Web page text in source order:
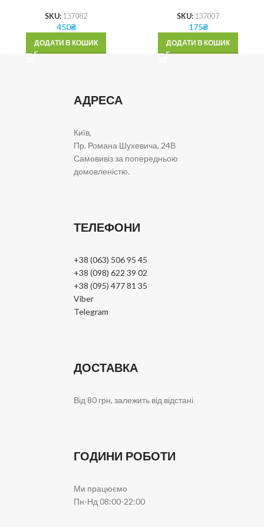
SKU: 137082
450₴
ДОДАТИ В КОШИК
SKU: 137007
175₴
ДОДАТИ В КОШИК
АДРЕСА
Київ,
Пр. Романа Шухевича, 24В
Самовивіз за попередньою
домовленістю.
ТЕЛЕФОНИ
+38 (063) 506 95 45
+38 (098) 622 39 02
+38 (095) 477 81 35
Viber
Telegram
ДОСТАВКА
Від 80 грн, залежить від відстані
ГОДИНИ РОБОТИ
Ми працюємо
Пн-Нд 08:00-22:00